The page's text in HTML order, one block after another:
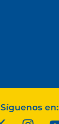
Síguenos en: